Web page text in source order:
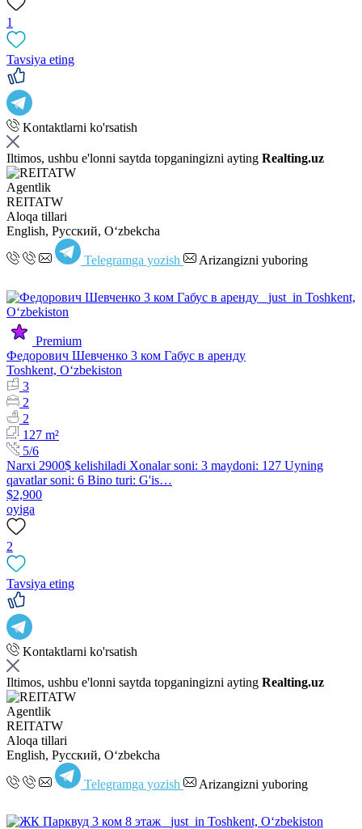
1
Tavsiya eting
Kontaktlarni ko'rsatish
Iltimos, ushbu e'lonni saytda topganingizni ayting Realting.uz
Agentlik
REITATW
Aloqa tillari
English, Русский, Oʻzbekcha
Telegramga yozish Arizangizni yuboring
Premium
Федорович Шевченко 3 ком Габус в аренду
Toshkent, Oʻzbekiston
3
2
2
127 m²
5/6
Narxi 2900$ kelishiladi Xonalar soni: 3 maydoni: 127 Uyning
qavatlar soni: 6 Bino turi: G'is…
$2,900
oyiga
2
Tavsiya eting
Kontaktlarni ko'rsatish
Iltimos, ushbu e'lonni saytda topganingizni ayting Realting.uz
Agentlik
REITATW
Aloqa tillari
English, Русский, Oʻzbekcha
Telegramga yozish Arizangizni yuboring